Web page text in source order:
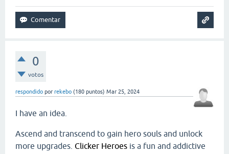
0
votos
respondido por rekebo (180 puntos) Mar 25, 2024
I have an idea.
Ascend and transcend to gain hero souls and unlock
more upgrades. Clicker Heroes is a fun and addictive